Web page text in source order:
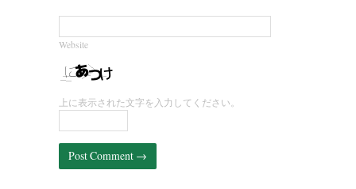
Website
上に表示された文字を入力してください。